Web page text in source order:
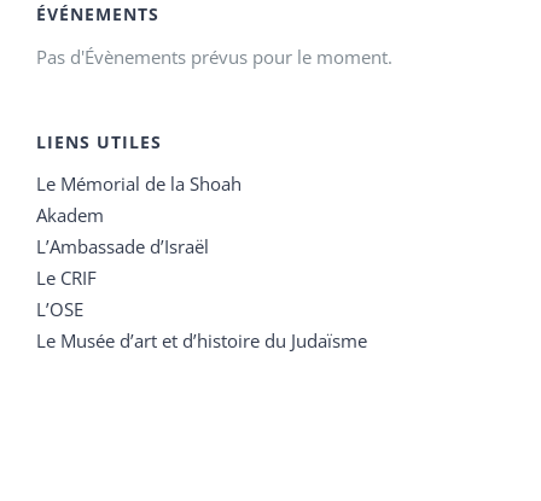
ÉVÉNEMENTS
Pas d'Évènements prévus pour le moment.
LIENS UTILES
Le Mémorial de la Shoah
Akadem
L’Ambassade d’Israël
Le CRIF
L’OSE
Le Musée d’art et d’histoire du Judaïsme